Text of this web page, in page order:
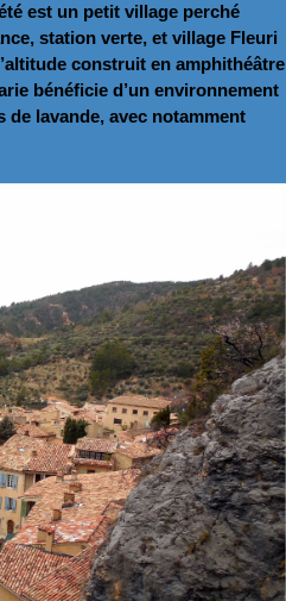
est un petit village perché
station verte, et village Fleuri
construit en amphithéâtre
bénéficie d’un environnement
lavande, avec notamment